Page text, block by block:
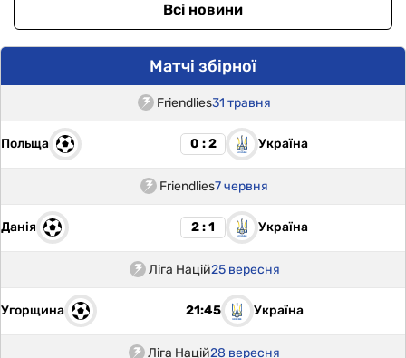
Всі новини
Матчі збірної
Friendlies31 травня
Польща 0 : 2 Україна
Friendlies7 червня
Данія 2 : 1 Україна
Ліга Націй25 вересня
Угорщина 21:45 Україна
Ліга Націй28 вересня